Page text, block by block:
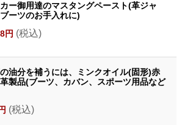
ー御用達のマスタングペースト(革ジャ
ーツのお手入れに)
円 (税込)
油分を補うには、ミンクオイル(固形)赤
製品(ブーツ、カバン、スポーツ用品など
(税込)